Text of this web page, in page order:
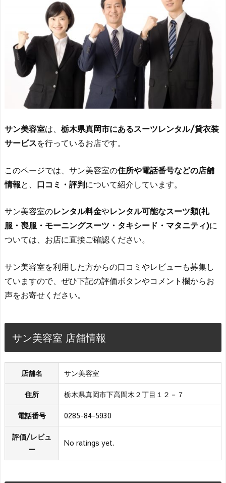
サン美容室は、 栃木県真岡市にあるスーツレンタル/貸衣装
サービスを行っているお店です。
このページでは、サン美容室の住所や電話番号などの店舗
情報と、 口コミ・評判について紹介しています。
サン美容室のレンタル料金やレンタル可能なスーツ類(礼
服・喪服・モーニングスーツ・タキシード・マタニティ)に
ついては、お店に直接ご確認ください。
サン美容室を利用した方からの口コミやレビューも募集し
ていますので、ぜひ下記の評価ボタンやコメント欄からお
声をお寄せください。
サン美容室 店舗情報
店舗名 サン美容室
住所 栃木県真岡市下高間木２丁目１２－７
電話番号 0285-84-5930
評価/レビュ
ー
No ratings yet.